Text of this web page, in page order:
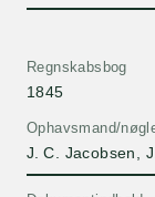
bekymring for om
Ophavsmand/
J. C. Jacobsen,
Regnskabsbog
1845